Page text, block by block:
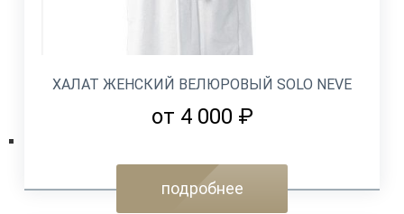
ХАЛАТ ЖЕНСКИЙ ВЕЛЮРОВЫЙ SOLO NEVE
от 4 000 ₽
подробнее